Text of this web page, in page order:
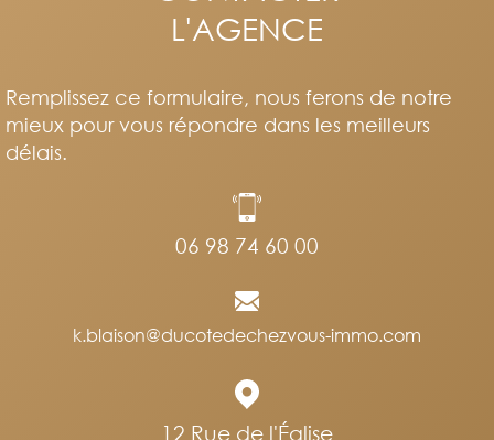
L'AGENCE
Remplissez ce formulaire, nous ferons de notre
mieux pour vous répondre dans les meilleurs
délais.
06 98 74 60 00
k.blaison@ducotedechezvous-immo.com
12 Rue de l'Église